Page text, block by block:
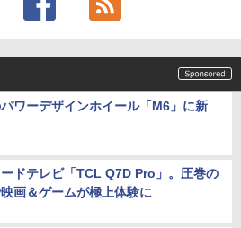
ワーデザインホイール「M6」に新
ドテレビ「TCL Q7D Pro」。圧巻の
画＆ゲームが極上体験に